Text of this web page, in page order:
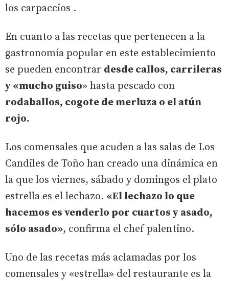
los carpaccios .
En cuanto a las recetas que pertenecen a la
gastronomía popular en este establecimiento
se pueden encontrar desde callos, carrileras
y «mucho guiso» hasta pescado con
rodaballos, cogote de merluza o el atún
rojo.
Los comensales que acuden a las salas de Los
Candiles de Toño han creado una dinámica en
la que los viernes, sábado y domingos el plato
estrella es el lechazo. «El lechazo lo que
hacemos es venderlo por cuartos y asado,
sólo asado», confirma el chef palentino.
Uno de las recetas más aclamadas por los
comensales y «estrella» del restaurante es la